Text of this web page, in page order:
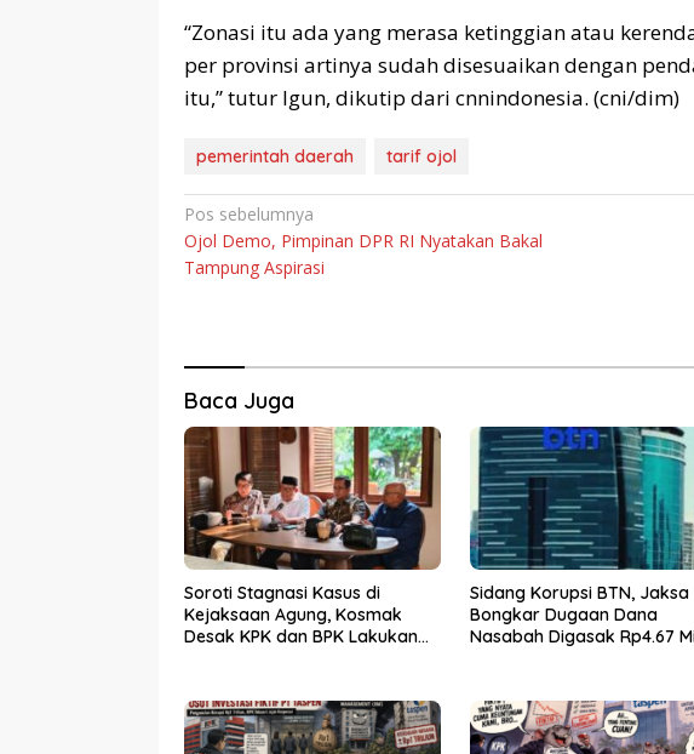
“Zonasi itu ada yang merasa ketinggian atau
per provinsi artinya sudah disesuaikan dengan
itu,” tutur Igun, dikutip dari cnnindonesia. (cni/dim)
pemerintah daerah tarif ojol
Navigasi
pos
Pos sebelumnya
Ojol Demo, Pimpinan DPR RI Nyatakan Bakal
Tampung Aspirasi
Baca Juga
Soroti Stagnasi Kasus di
Kejaksaan Agung, Kosmak
Desak KPK dan BPK Lakukan
Sidang Korupsi BTN, Jaksa
Bongkar Dugaan Dana
Nasabah Digasak Rp4.67